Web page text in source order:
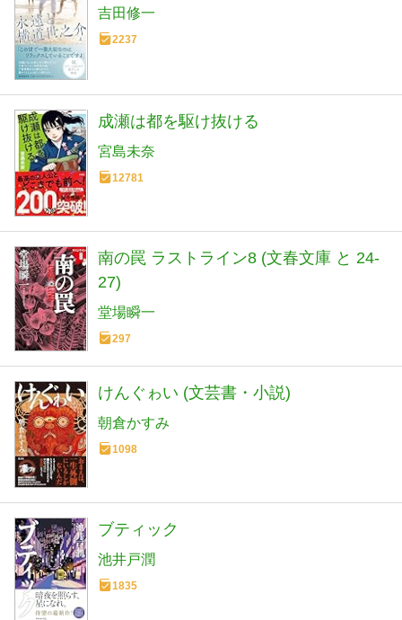
吉田修一
2237
成瀬は都を駆け抜ける
宮島未奈
12781
南の罠 ラストライン8 (文春文庫 と 24-
27)
堂場瞬一
297
けんぐゎい (文芸書・小説)
朝倉かすみ
1098
ブティック
池井戸潤
1835